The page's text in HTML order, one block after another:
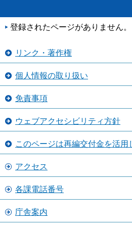
登録されたページがありません。
リンク・著作権
個人情報の取り扱い
免責事項
ウェブアクセシビリティ方針
このページは再編交付金を活用
アクセス
各課電話番号
庁舎案内